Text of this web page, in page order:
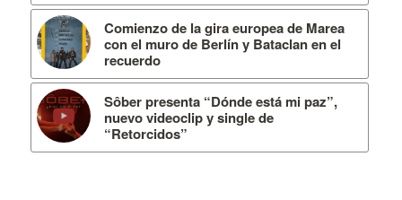
Comienzo de la gira europea de Marea
con el muro de Berlín y Bataclan en el
recuerdo
Sôber presenta “Dónde está mi paz”,
nuevo videoclip y single de
“Retorcidos”